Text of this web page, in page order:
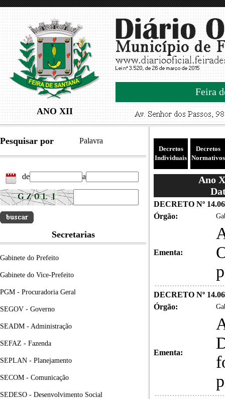
ANO XII
Feira
Pesquisar por Palavra
de a
Secretarias
Gabinete do Prefeito
Gabinete do Vice-Prefeito
PGM - Procuradoria Geral
SEGOV - Governo
SEADM - Administração
SEFAZ - Fazenda
SEPLAN - Planejamento
SECOM - Comunicação
SEDESO - Desenvolvimento Social
Decretos
Individuais
Decretos
Normativos
Ano
DECRETO Nº
Órgão:
Ementa:
DECRETO Nº
Órgão:
Ementa: